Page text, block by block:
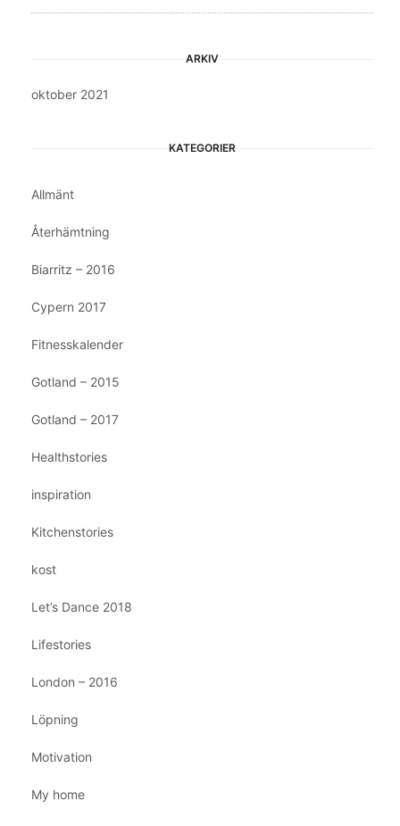
ARKIV
oktober 2021
KATEGORIER
Allmänt
Återhämtning
Biarritz – 2016
Cypern 2017
Fitnesskalender
Gotland – 2015
Gotland – 2017
Healthstories
inspiration
Kitchenstories
kost
Let’s Dance 2018
Lifestories
London – 2016
Löpning
Motivation
My home